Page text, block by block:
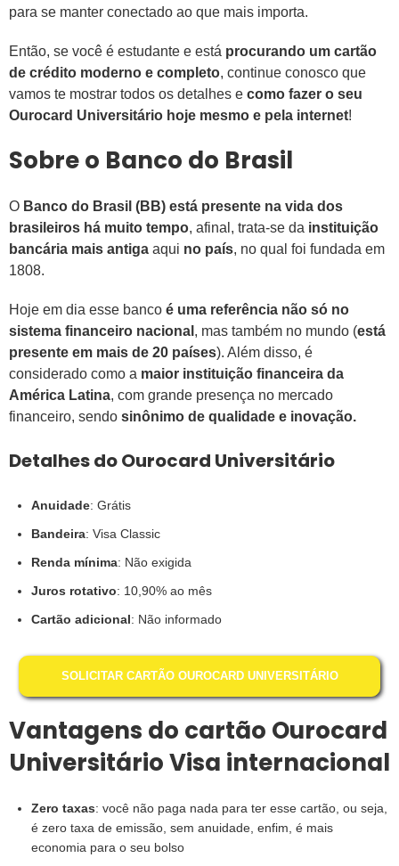
para se manter conectado ao que mais importa.
Então, se você é estudante e está procurando um cartão
de crédito moderno e completo, continue conosco que
vamos te mostrar todos os detalhes e como fazer o seu
Ourocard Universitário hoje mesmo e pela internet!
Sobre o Banco do Brasil
O Banco do Brasil (BB) está presente na vida dos
brasileiros há muito tempo, afinal, trata-se da instituição
bancária mais antiga aqui no país, no qual foi fundada em
1808.
Hoje em dia esse banco é uma referência não só no
sistema financeiro nacional , mas também no mundo (está
presente em mais de 20 países). Além disso, é
considerado como a maior instituição financeira da
América Latina, com grande presença no mercado
financeiro, sendo sinônimo de qualidade e inovação.
Detalhes do Ourocard Universitário
Anuidade: Grátis
Bandeira: Visa Classic
Renda mínima: Não exigida
Juros rotativo: 10,90% ao mês
Cartão adicional: Não informado
SOLICITAR CARTÃO OUROCARD UNIVERSITÁRIO
Vantagens do cartão Ourocard
Universitário Visa internacional
Zero taxas: você não paga nada para ter esse cartão, ou seja,
é zero taxa de emissão, sem anuidade, enfim, é mais
economia para o seu bolso